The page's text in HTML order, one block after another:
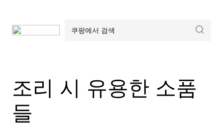
조리 시 유용한 소품
들